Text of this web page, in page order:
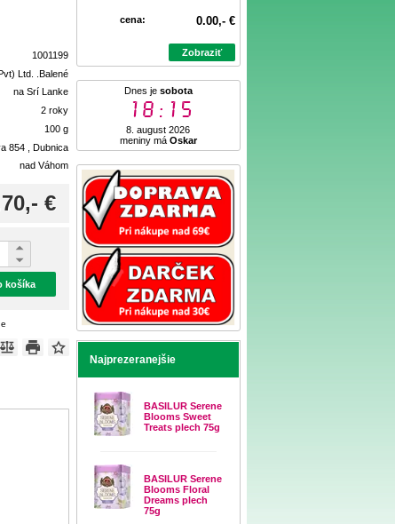
cena: 0.00,- €
Zobraziť
Dnes je sobota
18:15
8. august 2026
meniny má Oskar
Najprezeranejšie
BASILUR Serene
Blooms Sweet
Treats plech 75g
BASILUR Serene
Blooms Floral
Dreams plech
75g
1001199
Ltd. .Balené
na Srí Lanke
2 roky
100 g
854 , Dubnica
nad Váhom
€
košíka